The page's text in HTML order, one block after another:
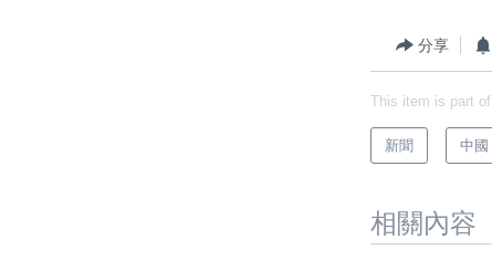
分享
This item is part of
新聞 中國
相關內容